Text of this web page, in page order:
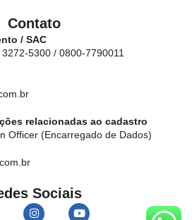
Contato
/ SAC
5300 / 0800-7790011
relacionadas ao cadastro
Officer (Encarregado de Dados)
Sociais